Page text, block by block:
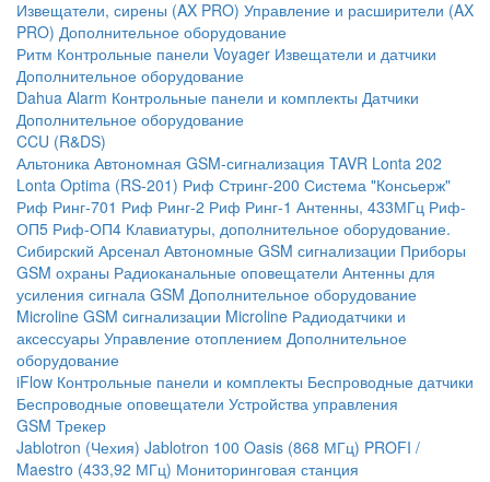
Извещатели, сирены (AX PRO) Управление и расширители (AX
PRO) Дополнительное оборудование
Ритм Контрольные панели Voyager Извещатели и датчики
Дополнительное оборудование
Dahua Alarm Контрольные панели и комплекты Датчики
Дополнительное оборудование
CCU (R&DS)
Альтоника Автономная GSM-сигнализация TAVR Lonta 202
Lonta Optima (RS-201) Риф Стринг-200 Система "Консьерж"
Риф Ринг-701 Риф Ринг-2 Риф Ринг-1 Антенны, 433МГц Риф-
ОП5 Риф-ОП4 Клавиатуры, дополнительное оборудование.
Сибирский Арсенал Автономные GSM сигнализации Приборы
GSM охраны Радиоканальные оповещатели Антенны для
усиления сигнала GSM Дополнительное оборудование
Microline GSM cигнализации Microline Радиодатчики и
аксессуары Управление отоплением Дополнительное
оборудование
iFlow Контрольные панели и комплекты Беспроводные датчики
Беспроводные оповещатели Устройства управления
GSM Трекер
Jablotron (Чехия) Jablotron 100 Oasis (868 МГц) PROFI /
Maestro (433,92 МГц) Мониторинговая станция